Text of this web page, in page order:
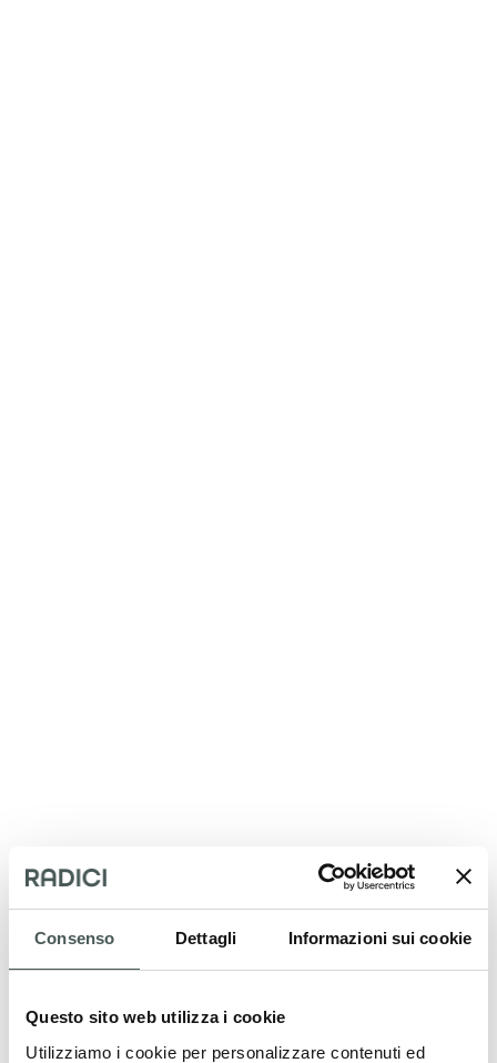
Consenso Dettagli Informazioni sui cookie
Questo sito web utilizza i cookie
Utilizziamo i cookie per personalizzare contenuti ed